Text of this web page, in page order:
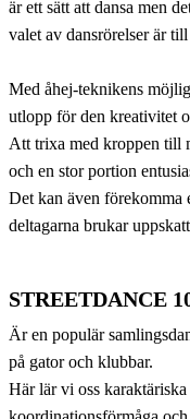
är ett sätt att dansa men
valet av dansrörelser är
Med åhej-teknikens
utlopp för den kreativitet
Att trixa med kroppen till
och en stor portion
Det kan även förekomma
deltagarna brukar
STREETDANCE
Är en populär
på gator och klubbar.
Här lär vi oss karaktäriska